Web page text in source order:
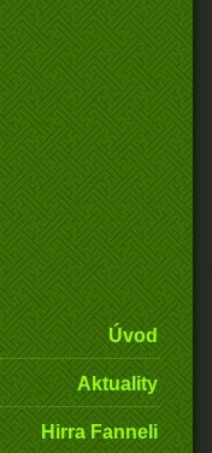
Úvod
Aktuality
Hirra Fanneli